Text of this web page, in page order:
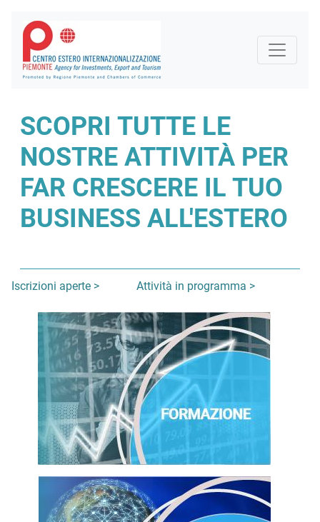
SCOPRI TUTTE LE
NOSTRE ATTIVITÀ PER
FAR CRESCERE IL TUO
BUSINESS ALL'ESTERO
Iscrizioni aperte > Attività in programma >